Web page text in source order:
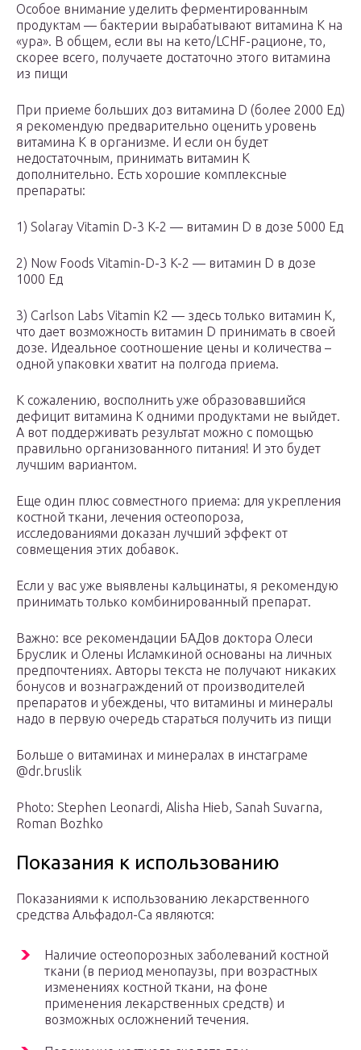
Особое внимание уделить ферментированным
продуктам — бактерии вырабатывают витамина К на
«ура». В общем, если вы на кето/LCHF-рационе, то,
скорее всего, получаете достаточно этого витамина
из пищи
При приеме больших доз витамина D (более 2000 Ед)
я рекомендую предварительно оценить уровень
витамина К в организме. И если он будет
недостаточным, принимать витамин К
дополнительно. Есть хорошие комплексные
препараты:
1) Solaray Vitamin D-3 K-2 — витамин D в дозе 5000 Ед
2) Now Foods Vitamin-D-3 K-2 — витамин D в дозе
1000 Ед
3) Carlson Labs Vitamin K2 — здесь только витамин К,
что дает возможность витамин D принимать в своей
дозе. Идеальное соотношение цены и количества –
одной упаковки хватит на полгода приема.
К сожалению, восполнить уже образовавшийся
дефицит витамина К одними продуктами не выйдет.
А вот поддерживать результат можно с помощью
правильно организованного питания! И это будет
лучшим вариантом.
Еще один плюс совместного приема: для укрепления
костной ткани, лечения остеопороза,
исследованиями доказан лучший эффект от
совмещения этих добавок.
Если у вас уже выявлены кальцинаты, я рекомендую
принимать только комбинированный препарат.
Важно: все рекомендации БАДов доктора Олеси
Бруслик и Олены Исламкиной основаны на личных
предпочтениях. Авторы текста не получают никаких
бонусов и вознаграждений от производителей
препаратов и убеждены, что витамины и минералы
надо в первую очередь стараться получить из пищи
Больше о витаминах и минералах в инстаграме
@dr.bruslik
Photo: Stephen Leonardi, Alisha Hieb, Sanah Suvarna,
Roman Bozhko
Показания к использованию
Показаниями к использованию лекарственного
средства Альфадол-Ca являются:
Наличие остеопорозных заболеваний костной
ткани (в период менопаузы, при возрастных
изменениях костной ткани, на фоне
применения лекарственных средств) и
возможных осложнений течения.